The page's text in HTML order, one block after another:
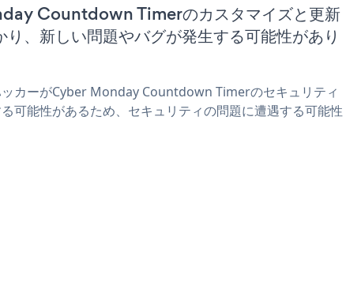
Countdown Timerのカスタマイズと更新
、新しい問題やバグが発生する可能性があり
カーがCyber Monday Countdown Timerのセキュリティ
可能性があるため、セキュリティの問題に遭遇する可能性